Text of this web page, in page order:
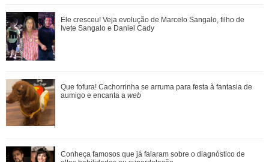
Agrado e Eduarda são prejudicadas pela proximidade com
João Raul. Saiba o que vai acontece...
Durante uma conversa com Filiz sobre o ex-marido de
Irmak, Kivanç acaba revelando que Irmak ...
Saiba o que vai acontecer em Coração Acelerado nesta
Ele cresceu! Veja evolução de Marcelo Sangalo, filho de
Ivete Sangalo e Daniel Cady
Que fofura! Cachorrinha se arruma para festa à fantasia de
aumigo e encanta a web
Conheça famosos que já falaram sobre o diagnóstico de